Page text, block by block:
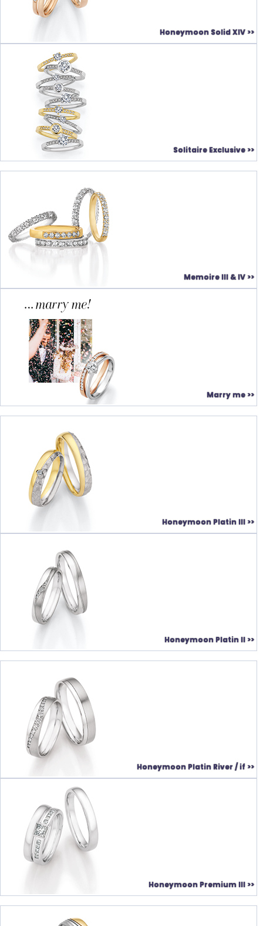
Honeymoon Solid XIV >>
Solitaire Exclusive >>
Memoire III & IV >>
Marry me >>
Honeymoon Platin III >>
Honeymoon Platin II >>
Honeymoon Platin River / if >>
Honeymoon Premium III >>